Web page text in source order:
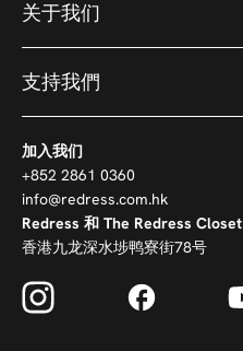
关于我们
支持我們
加入我们
+852 2861 0360
info@redress.com.hk
Redress 和 The Redress Closet
香港九龙深水埗鸭寮街78号